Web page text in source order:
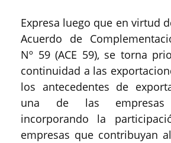
Expresa luego que en virtud
Acuerdo de
Nº 59 (ACE 59), se torna
continuidad a las
los antecedentes de
una de las empresas
incorporando la
empresas que contribuyan